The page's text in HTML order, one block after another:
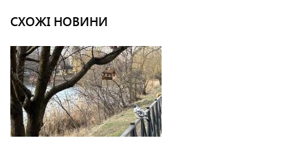
СХОЖІ НОВИНИ